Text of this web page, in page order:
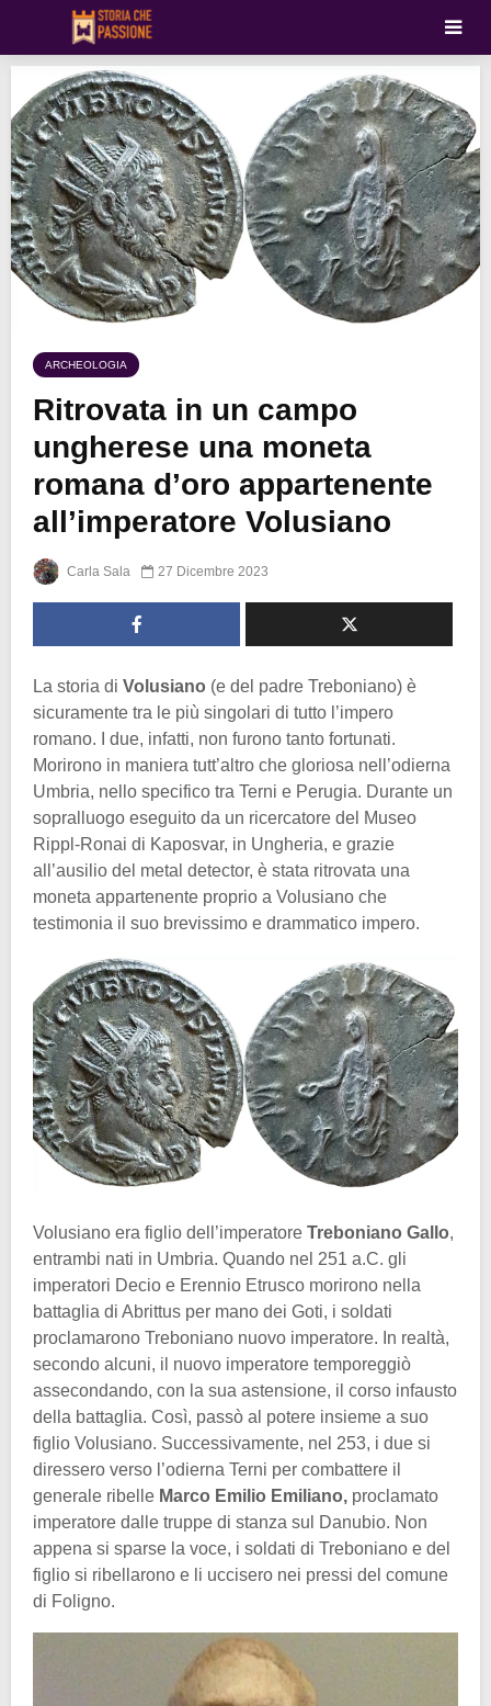
ARCHEOLOGIA
Ritrovata in un campo
ungherese una moneta
romana d’oro appartenente
all’imperatore Volusiano
Carla Sala 27 Dicembre 2023
La storia di Volusiano (e del padre Treboniano) è
sicuramente tra le più singolari di tutto l’impero
romano. I due, infatti, non furono tanto fortunati.
Morirono in maniera tutt’altro che gloriosa nell’odierna
Umbria, nello specifico tra Terni e Perugia. Durante un
sopralluogo eseguito da un ricercatore del Museo
Rippl-Ronai di Kaposvar, in Ungheria, e grazie
all’ausilio del metal detector, è stata ritrovata una
moneta appartenente proprio a Volusiano che
testimonia il suo brevissimo e drammatico impero.
Volusiano era figlio dell’imperatore Treboniano Gallo,
entrambi nati in Umbria. Quando nel 251 a.C. gli
imperatori Decio e Erennio Etrusco morirono nella
battaglia di Abrittus per mano dei Goti, i soldati
proclamarono Treboniano nuovo imperatore. In realtà,
secondo alcuni, il nuovo imperatore temporeggiò
assecondando, con la sua astensione, il corso infausto
della battaglia. Così, passò al potere insieme a suo
figlio Volusiano. Successivamente, nel 253, i due si
diressero verso l’odierna Terni per combattere il
generale ribelle Marco Emilio Emiliano, proclamato
imperatore dalle truppe di stanza sul Danubio. Non
appena si sparse la voce, i soldati di Treboniano e del
figlio si ribellarono e li uccisero nei pressi del comune
di Foligno.